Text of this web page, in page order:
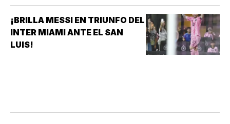
PUEBLA EN EL SEGUNDO JUEGO DE LA ÚLTIMA
SERIE DE LA TEMPORADA REGULAR EN EL
ESTADIO HERMANOS SERDÁN, CON LO QUE LOS
POBLANOS…
¡BRILLA MESSI EN TRIUNFO DEL
INTER MIAMI ANTE EL SAN
LUIS!